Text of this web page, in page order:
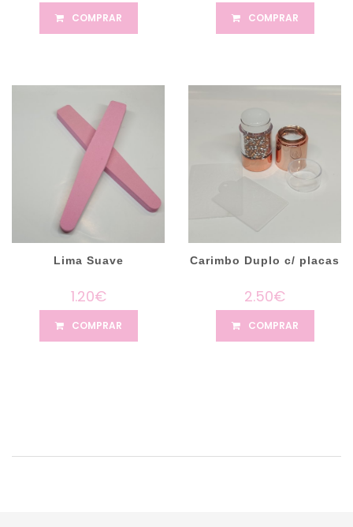
COMPRAR COMPRAR
Lima Suave
1.20€
COMPRAR
Carimbo Duplo c/ placas
2.50€
COMPRAR